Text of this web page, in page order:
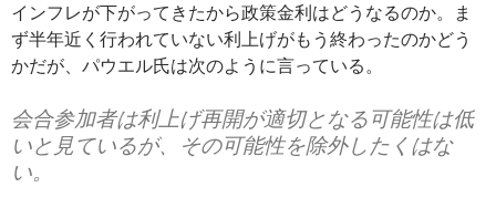
インフレが下がってきたから政策金利はどうなるのか。ま
ず半年近く行われていない利上げがもう終わったのかどう
かだが、パウエル氏は次のように言っている。
会合参加者は利上げ再開が適切となる可能性は低
いと見ているが、その可能性を除外したくはな
い。